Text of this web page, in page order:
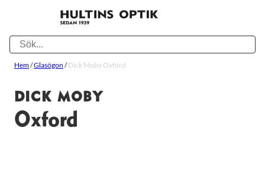
Hem/Glasögon /Dick Moby Oxford
DICK MOBY
Oxford